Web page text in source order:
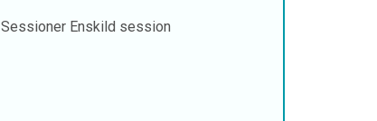
Sessioner Enskild session